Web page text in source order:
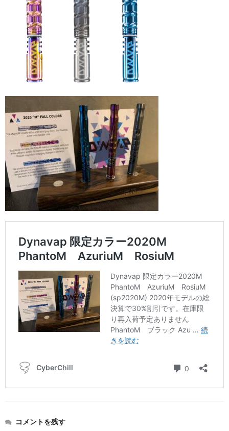
CyberChill
НА ГРАНИ (NA GRANI)
SHISHABUCKS
dschinni
Kaloud
Khalil Mamoon
VZ
RF
NOMAD
Mamay Custom
MEXANIKA
HMS
ボウル(ハガル）
シーシャフレーバー
AL FAKHER(アルファーヘル）
コメントを残す